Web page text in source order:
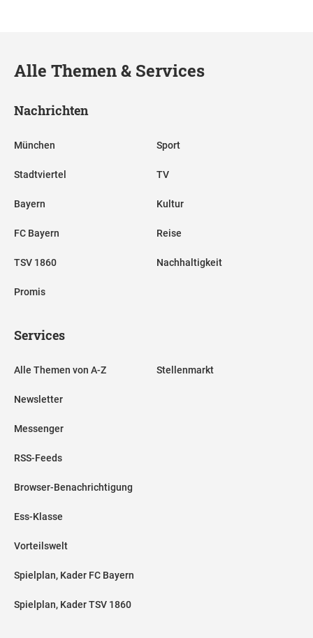
Alle Themen & Services
Nachrichten
München
Stadtviertel
Bayern
FC Bayern
TSV 1860
Promis
Sport
TV
Kultur
Reise
Nachhaltigkeit
Services
Alle Themen von A-Z
Newsletter
Messenger
RSS-Feeds
Browser-Benachrichtigung
Ess-Klasse
Vorteilswelt
Spielplan, Kader FC Bayern
Spielplan, Kader TSV 1860
Stellenmarkt